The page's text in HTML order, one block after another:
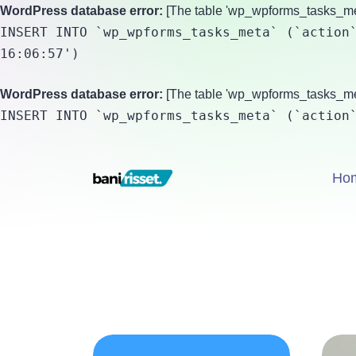
WordPress database error: [The table
INSERT INTO `wp_wpforms_tasks_meta`
16:06:57')
WordPress database error: [The table
INSERT INTO `wp_wpforms_tasks_meta`